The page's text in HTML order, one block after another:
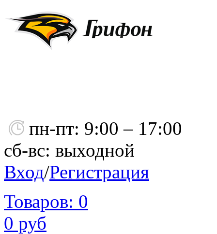
пн-пт: 9:00 – 17:00
сб-вс: выходной
Вход/Регистрация
Товаров: 0
0 руб